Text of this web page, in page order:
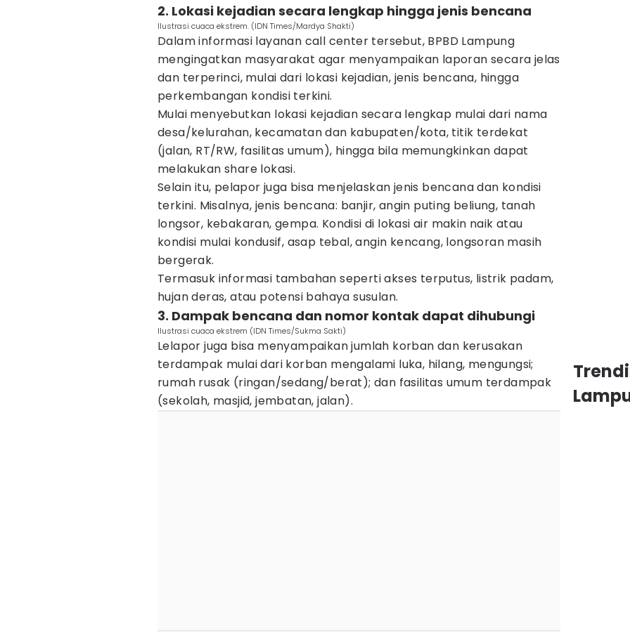
2. Lokasi kejadian secara lengkap hingga jenis bencana
Ilustrasi cuaca ekstrem. (IDN Times/Mardya Shakti)
Dalam informasi layanan call center tersebut, BPBD Lampung
mengingatkan masyarakat agar menyampaikan laporan secara jelas
dan terperinci, mulai dari lokasi kejadian, jenis bencana, hingga
perkembangan kondisi terkini.
Mulai menyebutkan lokasi kejadian secara lengkap mulai dari nama
desa/kelurahan, kecamatan dan kabupaten/kota, titik terdekat
(jalan, RT/RW, fasilitas umum), hingga bila memungkinkan dapat
melakukan share lokasi.
Selain itu, pelapor juga bisa menjelaskan jenis bencana dan kondisi
terkini. Misalnya, jenis bencana: banjir, angin puting beliung, tanah
longsor, kebakaran, gempa. Kondisi di lokasi air makin naik atau
kondisi mulai kondusif, asap tebal, angin kencang, longsoran masih
bergerak.
Termasuk informasi tambahan seperti akses terputus, listrik padam,
hujan deras, atau potensi bahaya susulan.
3. Dampak bencana dan nomor kontak dapat dihubungi
Ilustrasi cuaca ekstrem (IDN Times/Sukma Sakti)
Lelapor juga bisa menyampaikan jumlah korban dan kerusakan
terdampak mulai dari korban mengalami luka, hilang, mengungsi;
rumah rusak (ringan/sedang/berat); dan fasilitas umum terdampak
(sekolah, masjid, jembatan, jalan).